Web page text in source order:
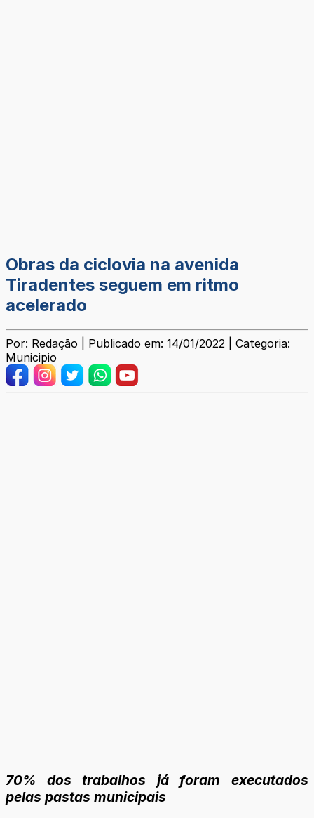
Obras da ciclovia na avenida
Tiradentes seguem em ritmo
acelerado
Por: Redação | Publicado em: 14/01/2022 | Categoria:
Municipio
70% dos trabalhos já foram executados
pelas pastas municipais